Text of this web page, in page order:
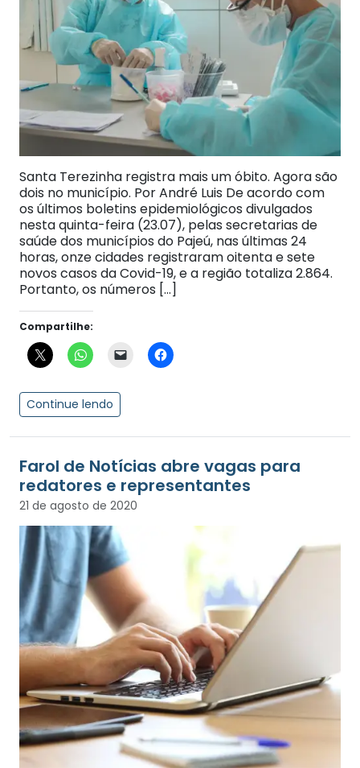
Santa Terezinha registra mais um óbito. Agora são
dois no município. Por André Luis De acordo com
os últimos boletins epidemiológicos divulgados
nesta quinta-feira (23.07), pelas secretarias de
saúde dos municípios do Pajeú, nas últimas 24
horas, onze cidades registraram oitenta e sete
novos casos da Covid-19, e a região totaliza 2.864.
Portanto, os números […]
Compartilhe:
Continue lendo
Farol de Notícias abre vagas para
redatores e representantes
21 de agosto de 2020